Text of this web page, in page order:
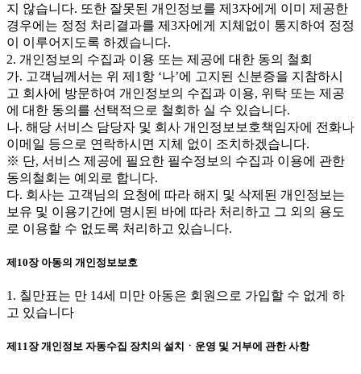
지 않습니다. 또한 잘못된 개인정보를 제3자에게 이미 제공한
경우에는 정정 처리결과를 제3자에게 지체없이 통지하여 정정
이 이루어지도록 하겠습니다.
2. 개인정보의 수집과 이용 또는 제공에 대한 동의 철회
가. 고객님께서는 위 제1항 ‘나’에 고지된 신분증을 지참하시
고 회사에 방문하여 개인정보의 수집과 이용, 위탁 또는 제공
에 대한 동의를 선택적으로 철회하 실 수 있습니다.
나. 해당 서비스 담당자 및 회사 개인정보보호책임자에 전화나
이메일 등으로 연락하시면 지체 없이 조치하겠습니다.
※ 단, 서비스 제공에 필요한 필수정보의 수집과 이용에 관한
동의철회는 예외로 합니다.
다. 회사는 고객님의 요청에 따라 해지 및 삭제된 개인정보는
보유 및 이용기간에 명시된 바에 따라 처리하고 그 외의 용도
로 이용할 수 없도록 처리하고 있습니다.
제10장 아동의 개인정보보호
1. 칠만표는 만 14세 미만 아동은 회원으로 가입할 수 없게 하
고 있습니다
제11장 개인정보 자동수집 장치의 설치ㆍ운영 및 거부에 관한 사항